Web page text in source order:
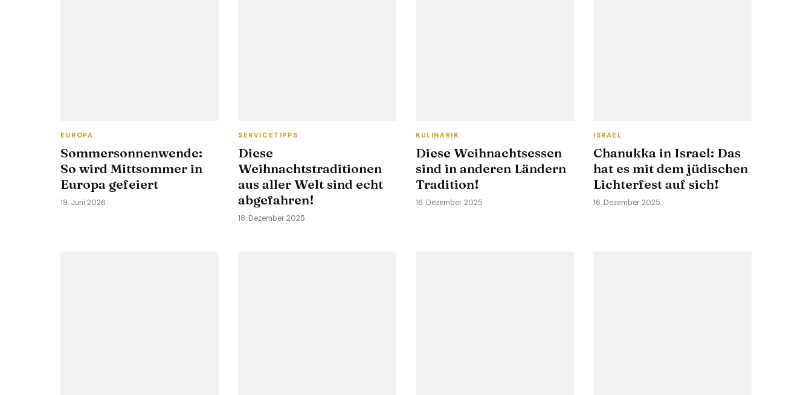
EUROPA
Sommersonnenwende:
So wird Mittsommer in
Europa gefeiert
19. Juni 2026
SERVICETIPPS
Diese
Weihnachtstraditionen
aus aller Welt sind echt
abgefahren!
18. Dezember 2025
KULINARIK
Diese Weihnachtsessen
sind in anderen Ländern
Tradition!
16. Dezember 2025
ISRAEL
Chanukka in Israel: Das
hat es mit dem jüdischen
Lichterfest auf sich!
16. Dezember 2025